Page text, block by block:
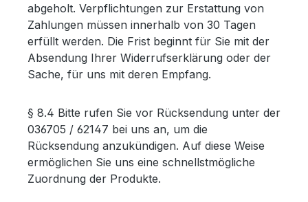
abgeholt. Verpflichtungen zur Erstattung von
Zahlungen müssen innerhalb von 30 Tagen
erfüllt werden. Die Frist beginnt für Sie mit der
Absendung Ihrer Widerrufserklärung oder der
Sache, für uns mit deren Empfang.
§ 8.4 Bitte rufen Sie vor Rücksendung unter der
036705 / 62147 bei uns an, um die
Rücksendung anzukündigen. Auf diese Weise
ermöglichen Sie uns eine schnellstmögliche
Zuordnung der Produkte.